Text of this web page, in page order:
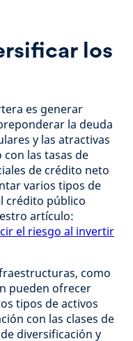
los
es generar
la deuda
y las atractivas
las tasas de
de crédito neto
varios tipos de
crédito público
artículo:
el riesgo al invertir
como
pueden ofrecer
tipos de activos
con las clases de
diversificación y